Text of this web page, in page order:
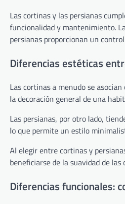
Las cortinas y las persianas
funcionalidad y mantenimiento.
persianas proporcionan un
Diferencias estéticas
Las cortinas a menudo se
la decoración general de una
Las persianas, por otro lado,
lo que permite un estilo
Al elegir entre cortinas y
beneficiarse de la suavidad de
Diferencias funcionales: